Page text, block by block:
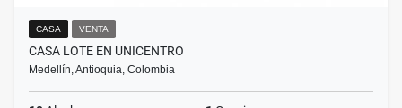
CASA VENTA
CASA LOTE EN UNICENTRO
Medellín, Antioquia, Colombia